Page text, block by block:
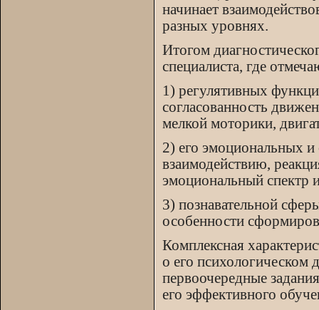
начинает
разных уровнях.
Итогом
специалиста, где
1) регулятивных
согласованность
мелкой моторики,
2) его эмоциональных
взаимодействию,
эмоциональный спектр
3) познавательной
особенности
Комплексная
о его психологическом
первоочередные
его эффективного